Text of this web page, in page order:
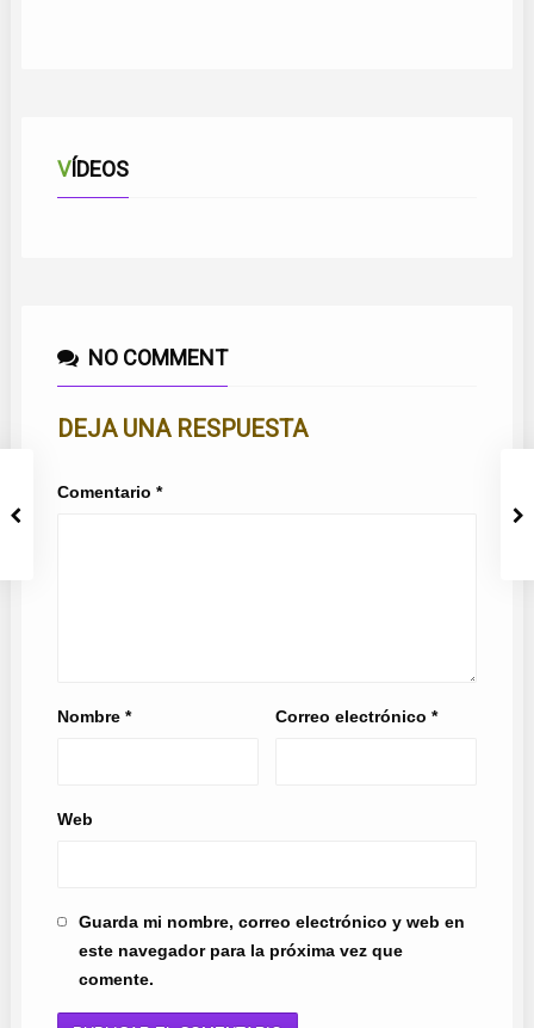
VÍDEOS
NO COMMENT
DEJA UNA RESPUESTA
Comentario *
Nombre * Correo electrónico*
Web
Guarda mi nombre, correo electrónico y web en
este navegador para la próxima vez que
comente.